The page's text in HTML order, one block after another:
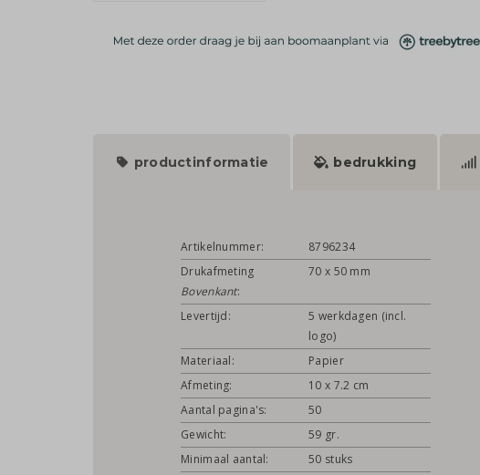
productinformatie bedrukking
Artikelnummer:
8796234
Drukafmeting
Bovenkant:
70 x 50 mm
Levertijd:
5 werkdagen (incl.
logo)
Materiaal:
Papier
Afmeting:
10 x 7.2 cm
Aantal pagina's:
50
Gewicht:
59 gr.
Minimaal aantal:
50 stuks